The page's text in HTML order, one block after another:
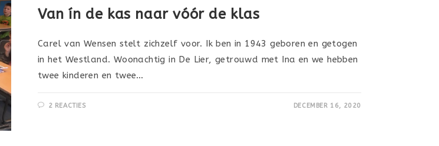
Van ín de kas naar vóór de klas
Carel van Wensen stelt zichzelf voor. Ik ben in 1943 geboren en getogen
in het Westland. Woonachtig in De Lier, getrouwd met Ina en we hebben
twee kinderen en twee…
2 REACTIES DECEMBER 16, 2020